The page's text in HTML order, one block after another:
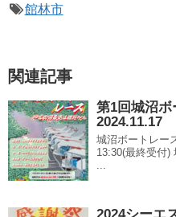
館林市
関連記事
第1回城沼
2024.11.17
城沼ボートレー
13:30(最終受付)